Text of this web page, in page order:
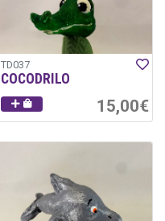
TD037
COCODRILO
15,00€